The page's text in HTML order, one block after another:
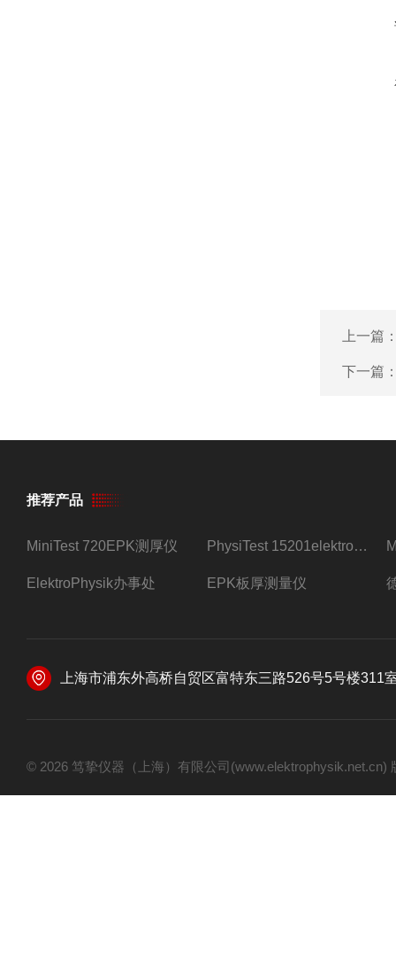
上一篇
下一篇
推荐产品
MiniTest 720EPK测厚仪 PhysiTest 15201elektrophysik测厚仪
ElektroPhysik办事处 EPK板厚测量仪
上海市浦东外高桥自贸区富特东三路526号5号楼311
© 2026 笃挚仪器（上海）有限公司